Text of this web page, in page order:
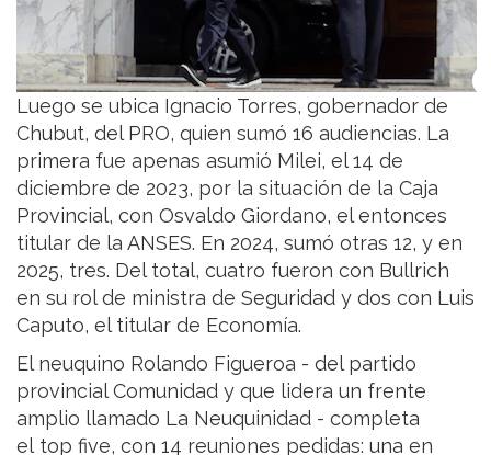
Luego se ubica Ignacio Torres, gobernador de
Chubut, del PRO, quien sumó 16 audiencias. La
primera fue apenas asumió Milei, el 14 de
diciembre de 2023, por la situación de la Caja
Provincial, con Osvaldo Giordano, el entonces
titular de la ANSES. En 2024, sumó otras 12, y en
2025, tres. Del total, cuatro fueron con Bullrich
en su rol de ministra de Seguridad y dos con Luis
Caputo, el titular de Economía.
El neuquino Rolando Figueroa - del partido
provincial Comunidad y que lidera un frente
amplio llamado La Neuquinidad - completa
el top five, con 14 reuniones pedidas: una en